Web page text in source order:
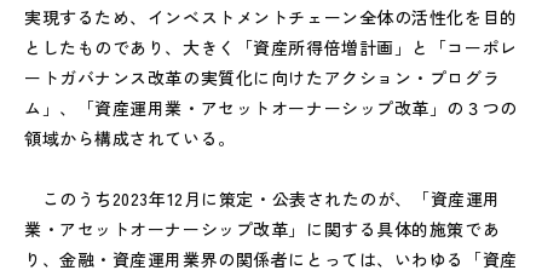
実現するため、インベストメントチェーン全体の活性化を目的
としたものであり、大きく「資産所得倍増計画」と「コーポレ
ートガバナンス改革の実質化に向けたアクション・プログラ
ム」、「資産運用業・アセットオーナーシップ改革」の３つの
領域から構成されている。
このうち2023年12月に策定・公表されたのが、「資産運用
業・アセットオーナーシップ改革」に関する具体的施策であ
り、金融・資産運用業界の関係者にとっては、いわゆる「資産